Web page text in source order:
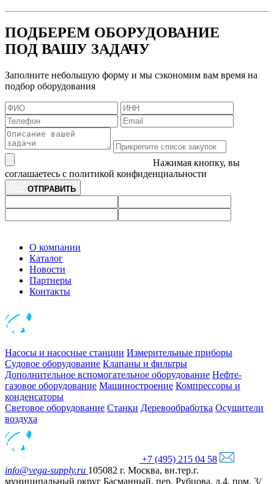
ПОДБЕРЕМ ОБОРУДОВАНИЕ
ПОД ВАШУ ЗАДАЧУ
Заполните небольшую форму и мы сэкономим вам время на
подбор оборудования
Нажимая кнопку, вы
соглашаетесь с политикой конфиденциальности
ОТПРАВИТЬ
О компании
Каталог
Новости
Партнеры
Контакты
Насосы и насосные станции Измерительные приборы
Судовое оборудование Клапаны и фильтры
Дополнительное вспомогательное оборудование Нефте-
газовое оборудование Машиностроение Компрессоры и
конденсаторы
Световое оборудование Станки Деревообработка Осушители
воздуха
+7 (495) 215 04 58
info@vega-supply.ru 105082 г. Москва, вн.тер.г.
муниципальный округ Басманный, пер. Рубцова, д.4, пом. 3/